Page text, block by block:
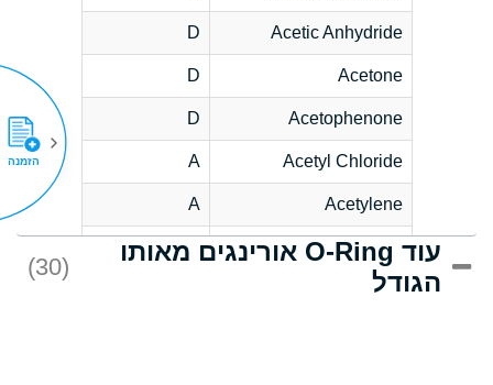
Acetic Anhydride
D
Acetone
D
Acetophenone
D
Acetyl Chloride
A
Acetylene
A
Acrlylonitrile
C
Adipic Acid
עוד O-Ring אורינגים מאותו
הגודל
(30)
הזמנה